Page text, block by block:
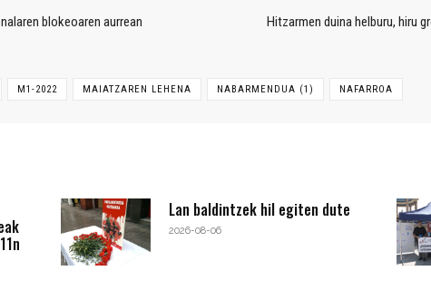
blokeoaren aurrean
Hitzarmen duina helburu, hiru
M1-2022 MAIATZAREN LEHENA NABARMENDUA (1) NAFARROA
Lan baldintzek hil egiten dute
2026-08-06